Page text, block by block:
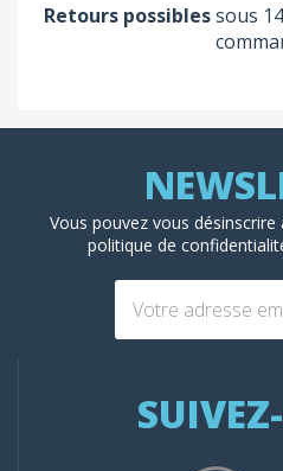
Retours possiblessous
Vous pouvez vous
politique de